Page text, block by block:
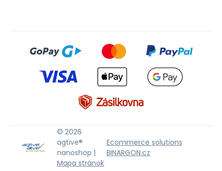
© 2026
agtive®
nanoshop |
Mapa stránok
Ecommerce solutions
BINARGON.cz